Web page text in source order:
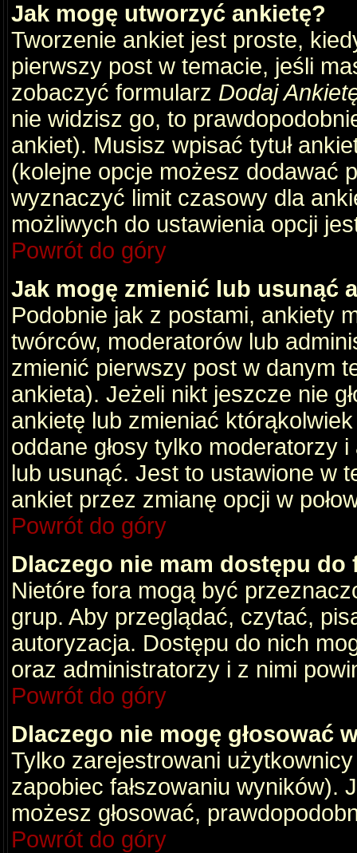
Jak mogę utworzyć ankietę?
Tworzenie ankiet jest proste,
pierwszy post w temacie, jeśli
zobaczyć formularz Dodaj
nie widzisz go, to
ankiet). Musisz wpisać tytuł
(kolejne opcje możesz dodawać
wyznaczyć limit czasowy dla
możliwych do ustawienia opcji
Powrót do góry
Jak mogę zmienić lub usunąć
Podobnie jak z postami, ankiety
twórców, moderatorów lub
zmienić pierwszy post w danym
ankieta). Jeżeli nikt jeszcze nie
ankietę lub zmieniać
oddane głosy tylko moderatorzy
lub usunąć. Jest to ustawione w
ankiet przez zmianę opcji w
Powrót do góry
Dlaczego nie mam dostępu do
Nietóre fora mogą być
grup. Aby przeglądać, czytać,
autoryzacja. Dostępu do nich
oraz administratorzy i z nimi
Powrót do góry
Dlaczego nie mogę głosować
Tylko zarejestrowani
zapobiec fałszowaniu wyników).
możesz głosować,
Powrót do góry